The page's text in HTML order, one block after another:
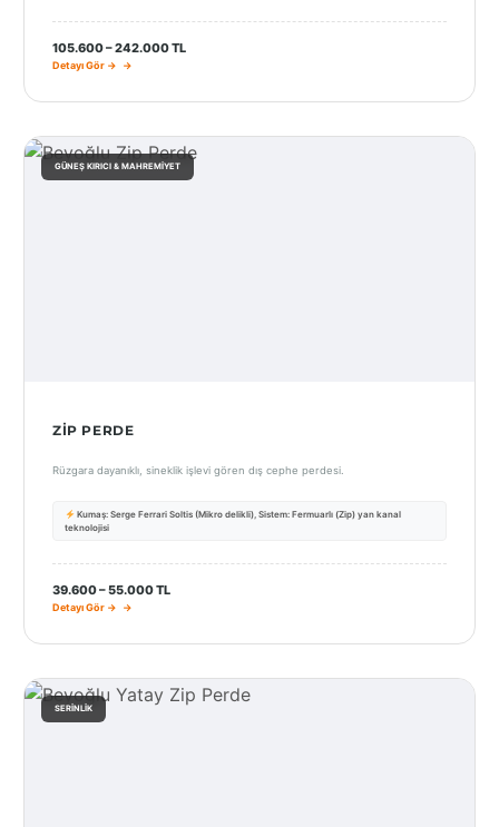
105.600 – 242.000 TL
Detayı Gör →
GÜNEŞ KIRICI & MAHREMIYET
ZIP PERDE
Rüzgara dayanıklı, sineklik işlevi gören dış cephe perdesi.
Kumaş: Serge Ferrari Soltis (Mikro delikli), Sistem: Fermuarlı (Zip) yan kanal
teknolojisi
39.600 – 55.000 TL
Detayı Gör →
SERINLIK